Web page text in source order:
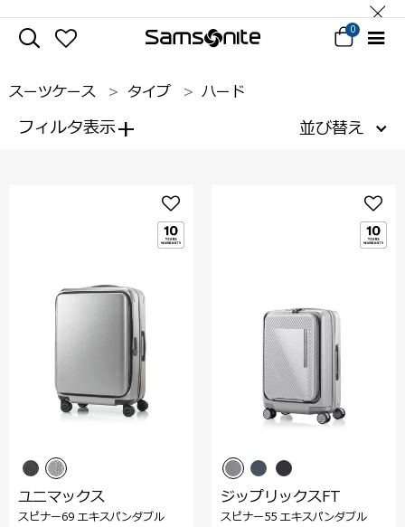
0
スーツケース タイプ ハード
フィルタ表示+ 並び替え
ユニマックス
スピナー69 エキスパンダブル
ジップリックスFT
スピナー55 エキスパンダブル